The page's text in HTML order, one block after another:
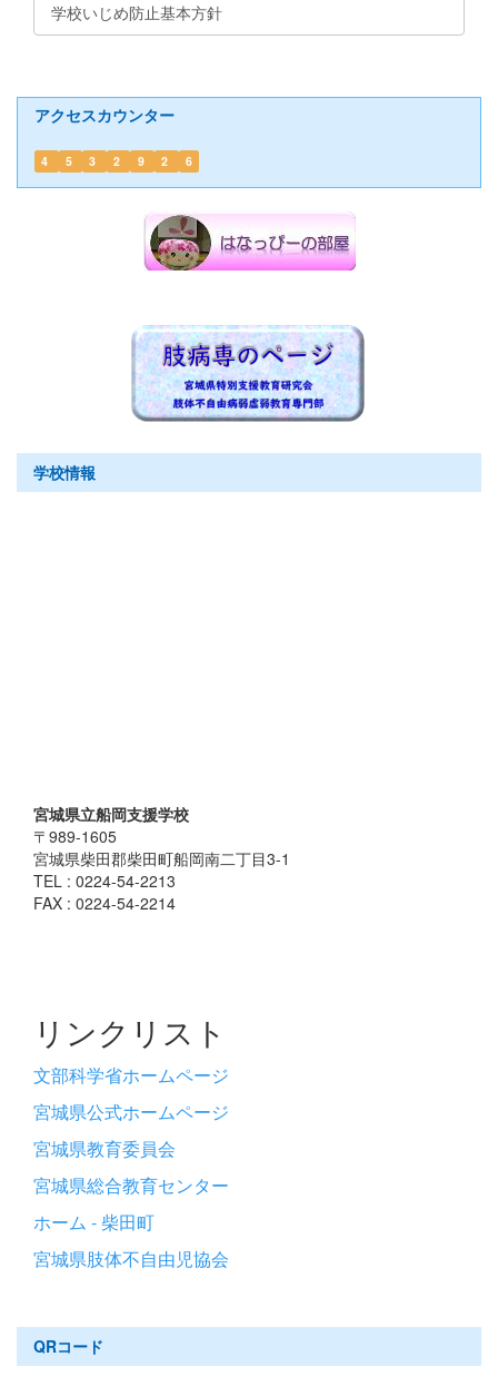
学校いじめ防止基本方針
アクセスカウンター
4 5 3 2 9 2 6
学校情報
宮城県立船岡支援学校
〒989-1605
宮城県柴田郡柴田町船岡南二丁目3-1
TEL : 0224-54-2213
FAX : 0224-54-2214
リンクリスト
文部科学省ホームページ
宮城県公式ホームページ
宮城県教育委員会
宮城県総合教育センター
ホーム - 柴田町
宮城県肢体不自由児協会
QRコード